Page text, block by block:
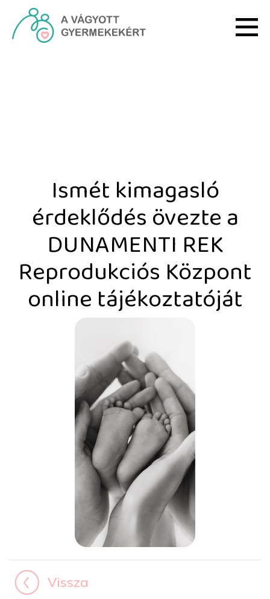
Ugrás a fő tartalomhoz
Ismét kimagasló
érdeklődés övezte a
DUNAMENTI REK
Reprodukciós Központ
online tájékoztatóját
Vissza